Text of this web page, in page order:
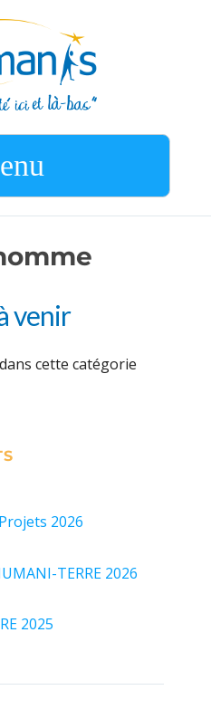
venir
cette catégorie
2026
TERRE 2026
2025